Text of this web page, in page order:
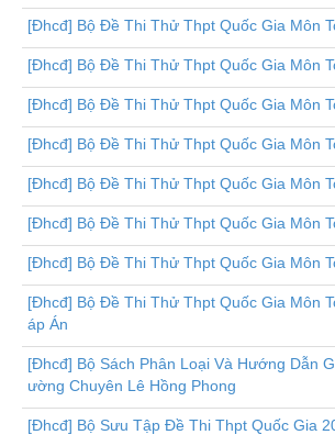
[Đhcđ] Bộ Đề Thi Thử Thpt Quốc Gia Môn
[Đhcđ] Bộ Đề Thi Thử Thpt Quốc Gia Môn
[Đhcđ] Bộ Đề Thi Thử Thpt Quốc Gia Môn
[Đhcđ] Bộ Đề Thi Thử Thpt Quốc Gia Môn
[Đhcđ] Bộ Đề Thi Thử Thpt Quốc Gia Môn
[Đhcđ] Bộ Đề Thi Thử Thpt Quốc Gia Môn
[Đhcđ] Bộ Đề Thi Thử Thpt Quốc Gia Môn
[Đhcđ] Bộ Đề Thi Thử Thpt Quốc Gia Môn
áp Án
[Đhcđ] Bộ Sách Phân Loại Và Hướng Dẫn
ường Chuyên Lê Hồng Phong
[Đhcđ] Bộ Sưu Tập Đề Thi Thpt Quốc Gia